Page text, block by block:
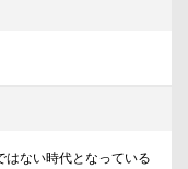
はない時代となっている